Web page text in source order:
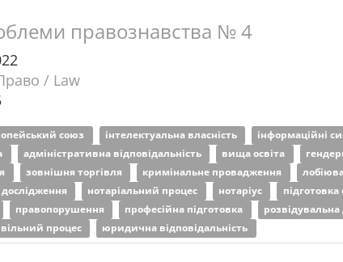
правознавства № 4
/ Law
союз інтелектуальна власність інформаційні
адміністративна відповідальність вища освіта
зовнішня торгівля кримінальне провадження
дослідження нотаріальний процес нотаріус підготовка
правопорушення професійна підготовка розвідувальна
процес юридична відповідальність